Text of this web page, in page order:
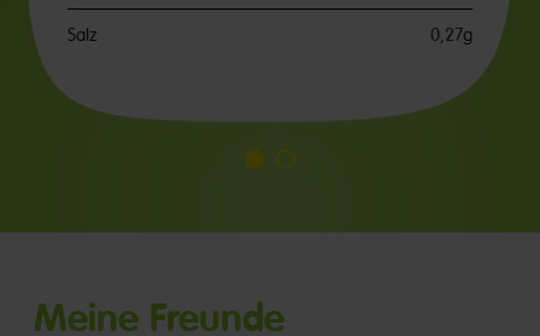
Salz 0,27g
Go
1
Go
2
Meine Freunde